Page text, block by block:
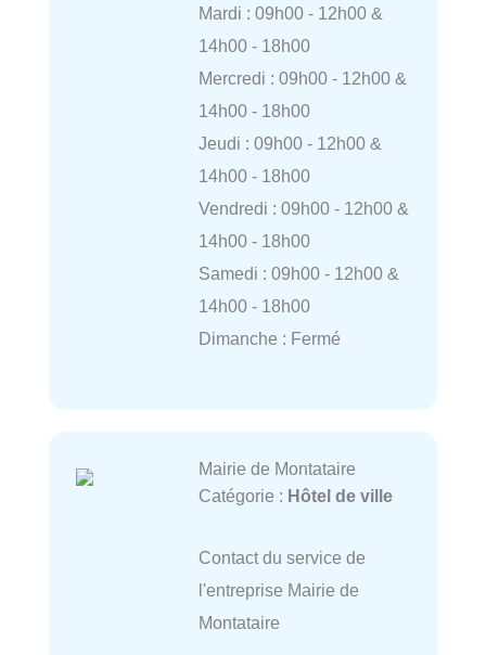
Mardi : 09h00 - 12h00 &
14h00 - 18h00
Mercredi : 09h00 - 12h00 &
14h00 - 18h00
Jeudi : 09h00 - 12h00 &
14h00 - 18h00
Vendredi : 09h00 - 12h00 &
14h00 - 18h00
Samedi : 09h00 - 12h00 &
14h00 - 18h00
Dimanche : Fermé
Mairie de Montataire
Catégorie : Hôtel de ville
Contact du service de
l'entreprise Mairie de
Montataire